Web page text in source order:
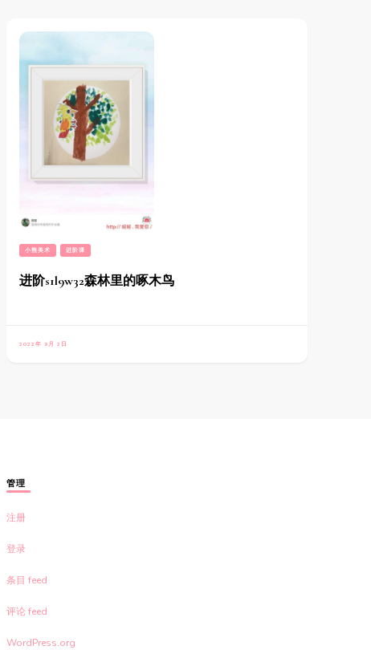
小熊美术 进阶课
进阶s1l9w32森林里的啄木鸟
2022年 9月 2日
管理
注册
登录
条目 feed
评论 feed
WordPress.org